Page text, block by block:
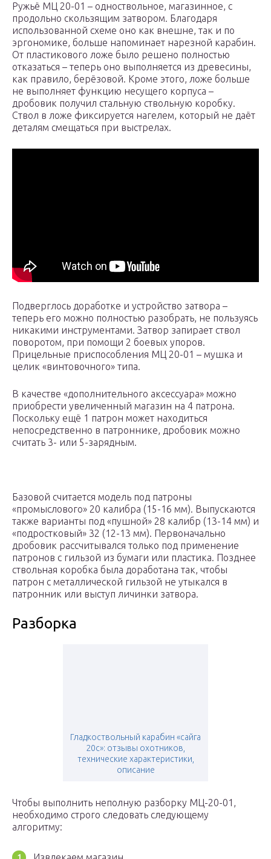
Ружьё МЦ 20-01 – одноствольное, магазинное, с
продольно скользящим затвором. Благодаря
использованной схеме оно как внешне, так и по
эргономике, больше напоминает нарезной карабин.
От пластикового ложе было решено полностью
отказаться – теперь оно выполняется из древесины,
как правило, берёзовой. Кроме этого, ложе больше
не выполняет функцию несущего корпуса –
дробовик получил стальную ствольную коробку.
Ствол в ложе фиксируется нагелем, который не даёт
деталям смещаться при выстрелах.
Подверглось доработке и устройство затвора –
теперь его можно полностью разобрать, не пользуясь
никакими инструментами. Затвор запирает ствол
поворотом, при помощи 2 боевых упоров.
Прицельные приспособления МЦ 20-01 – мушка и
целик «винтовочного» типа.
В качестве «дополнительного аксессуара» можно
приобрести увеличенный магазин на 4 патрона.
Поскольку ещё 1 патрон может находиться
непосредственно в патроннике, дробовик можно
считать 3- или 5-зарядным.
Базовой считается модель под патроны
«промыслового» 20 калибра (15-16 мм). Выпускаются
также варианты под «пушной» 28 калибр (13-14 мм) и
«подростковый» 32 (12-13 мм). Первоначально
дробовик рассчитывался только под применение
патронов с гильзой из бумаги или пластика. Позднее
ствольная коробка была доработана так, чтобы
патрон с металлической гильзой не утыкался в
патронник или выступ личинки затвора.
Разборка
Гладкоствольный карабин «сайга
20с»: отзывы охотников,
технические характеристики,
описание
Чтобы выполнить неполную разборку МЦ-20-01,
необходимо строго следовать следующему
алгоритму: